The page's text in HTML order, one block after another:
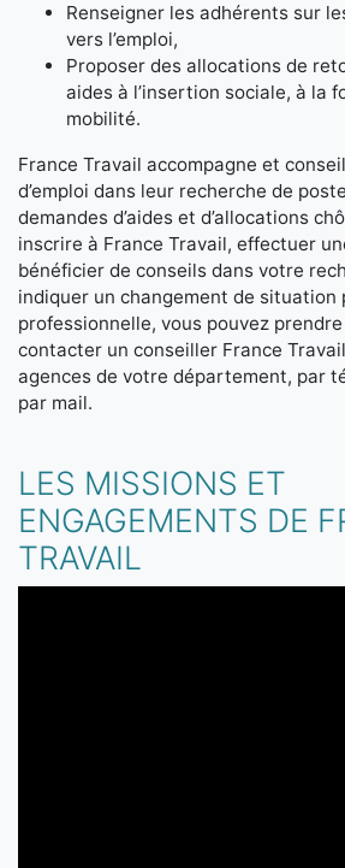
Renseigner les adhérents sur
vers l’emploi,
Proposer des allocations de
aides à l’insertion sociale, à la
mobilité.
France Travail accompagne et
d’emploi dans leur recherche de
demandes d’aides et d’allocations
inscrire à France Travail, effectuer
bénéficier de conseils dans votre
indiquer un changement de situation
professionnelle, vous pouvez
contacter un conseiller France Travail
agences de votre département, par
par mail.
LES MISSIONS ET
ENGAGEMENTS DE
TRAVAIL